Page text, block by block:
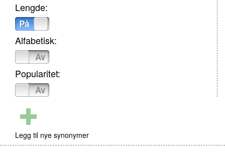
Lengde:
På
Alfabetisk:
Av
Popularitet:
Av
Legg til nye synonymer